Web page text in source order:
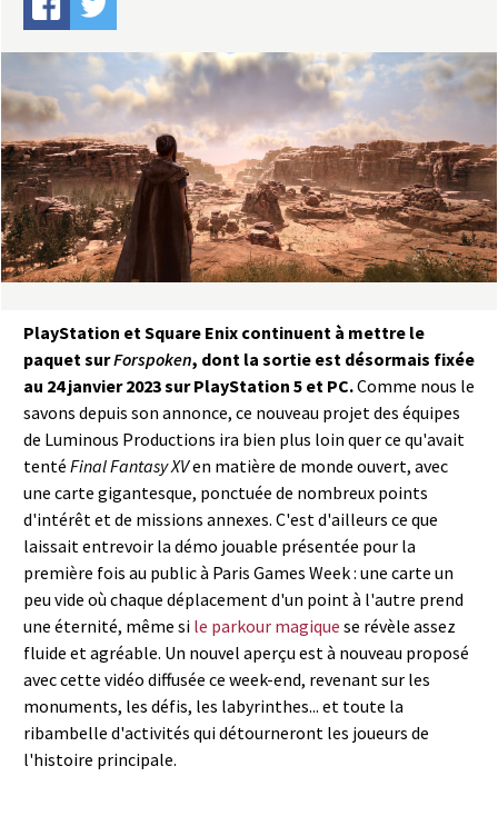
n
t
a
s
y
PlayStation et Square Enix continuent à mettre le
paquet surForspoken, dont la sortie est désormais fixée
au 24 janvier 2023 sur PlayStation 5 et PC.Comme nous le
savons depuis son annonce, ce nouveau projet des équipes
de Luminous Productions ira bien plus loin quer ce qu'avait
tenté Final Fantasy XVen matière de monde ouvert, avec
une carte gigantesque, ponctuée de nombreux points
d'intérêt et de missions annexes. C'est d'ailleurs ce que
laissait entrevoir la démo jouable présentée pour la
première fois au public à Paris Games Week : une carte un
peu vide où chaque déplacement d'un point à l'autre prend
une éternité, même si le parkour magique se révèle assez
fluide et agréable. Un nouvel aperçu est à nouveau proposé
avec cette vidéo diffusée ce week-end, revenant sur les
monuments, les défis, les labyrinthes... et toute la
ribambelle d'activités qui détourneront les joueurs de
l'histoire principale.